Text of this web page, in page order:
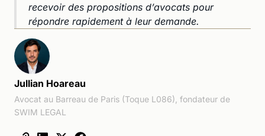
recevoir des propositions d’avocats pour
répondre rapidement à leur demande.
Jullian Hoareau
Avocat au Barreau de Paris (Toque L086), fondateur de
SWIM LEGAL